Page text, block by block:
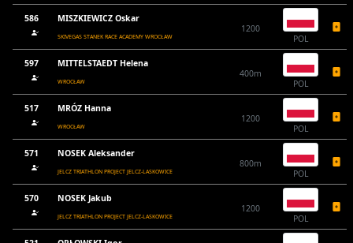
586 MISZKIEWICZ Oskar
SKIVEGAS STANEK RACE ACADEMY WROCŁAW
1200
POL
597 MITTELSTAEDT Helena
WROCŁAW
400m
POL
517 MRÓZ Hanna
WROCŁAW
1200
POL
571 NOSEK Aleksander
JELCZ TRIATHLON PROJECT JELCZ-LASKOWICE
800m
POL
570 NOSEK Jakub
JELCZ TRIATHLON PROJECT JELCZ-LASKOWICE
1200
POL